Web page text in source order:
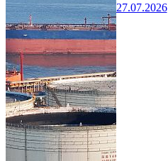
27.07.2026